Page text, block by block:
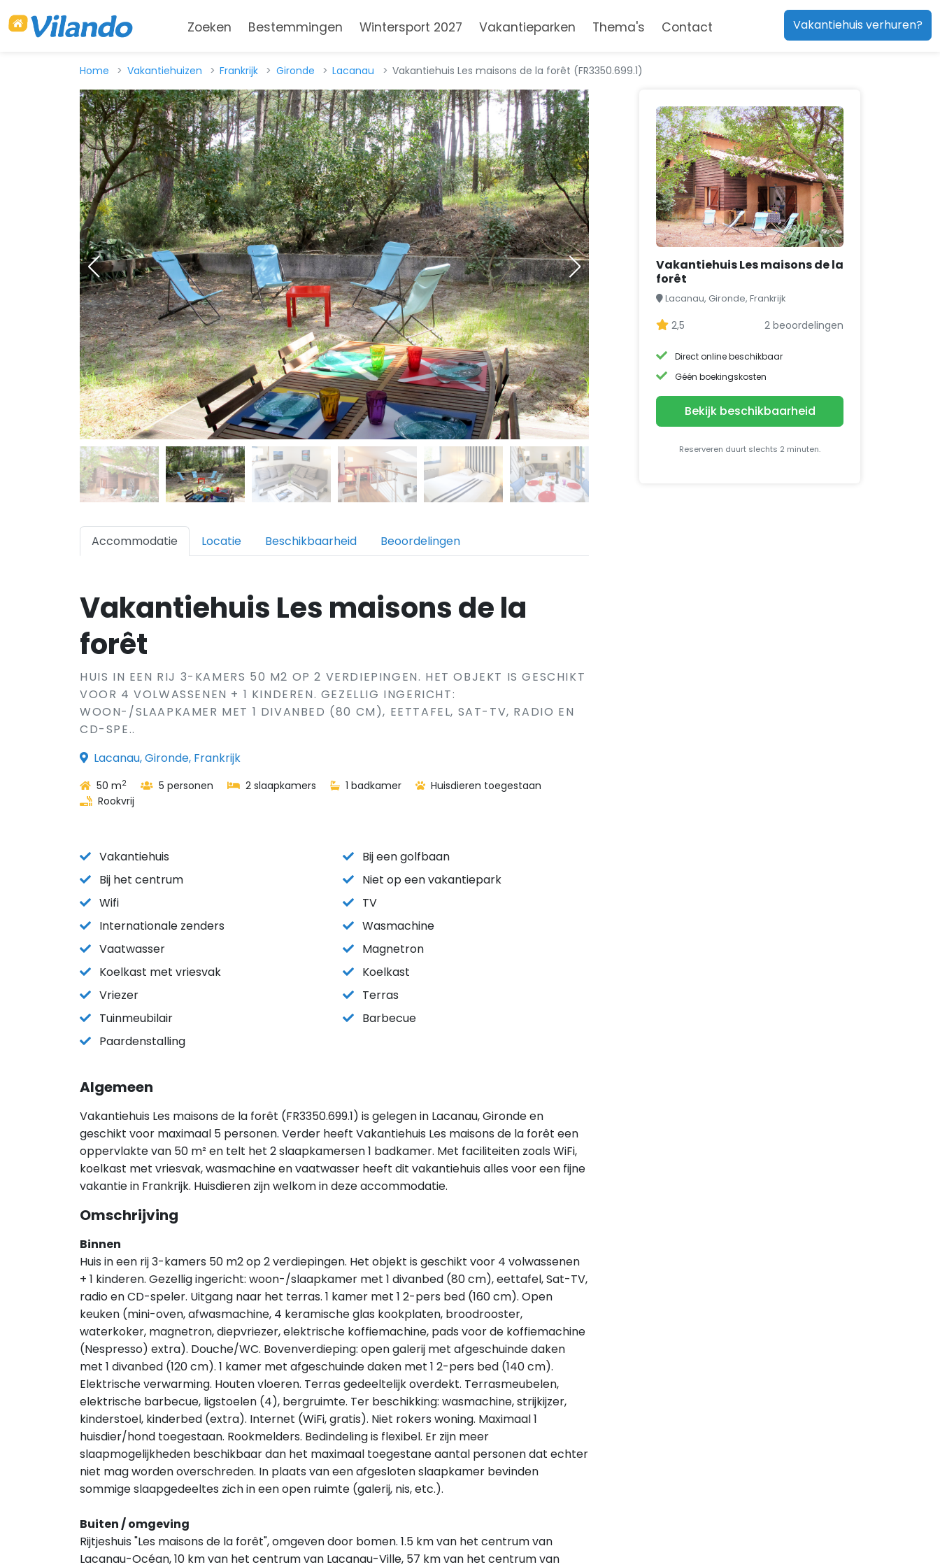
Zoeken Bestemmingen Wintersport 2027 Vakantieparken Thema's Contact Vakantiehuis verhuren?
Home Vakantiehuizen Frankrijk Gironde Lacanau Vakantiehuis Les maisons de la forêt (FR3350.699.1)
Accommodatie Locatie Beschikbaarheid Beoordelingen
Vakantiehuis Les maisons de la
forêt
HUIS IN EEN RIJ 3-KAMERS 50 M2 OP 2 VERDIEPINGEN. HET OBJEKT IS GESCHIKT
VOOR 4 VOLWASSENEN + 1 KINDEREN. GEZELLIG INGERICHT:
WOON-/SLAAPKAMER MET 1 DIVANBED (80 CM), EETTAFEL, SAT-TV, RADIO EN
CD-SPE..
Lacanau, Gironde, Frankrijk
50 m2 5 personen 2 slaapkamers 1 badkamer
Huisdieren toegestaan
Rookvrij
Vakantiehuis
Bij een golfbaan
Bij het centrum
Niet op een vakantiepark
Wifi
TV
Internationale zenders
Wasmachine
Vaatwasser
Magnetron
Koelkast met vriesvak
Koelkast
Vriezer
Terras
Tuinmeubilair
Barbecue
Paardenstalling
Algemeen
Vakantiehuis Les maisons de la forêt (FR3350.699.1) is gelegen in Lacanau, Gironde en
geschikt voor maximaal 5 personen. Verder heeft Vakantiehuis Les maisons de la forêt een
oppervlakte van 50 m² en telt het 2 slaapkamersen 1 badkamer. Met faciliteiten zoals WiFi,
koelkast met vriesvak, wasmachine en vaatwasser heeft dit vakantiehuis alles voor een fijne
vakantie in Frankrijk. Huisdieren zijn welkom in deze accommodatie.
Omschrijving
Binnen
Huis in een rij 3-kamers 50 m2 op 2 verdiepingen. Het objekt is geschikt voor 4 volwassenen
+ 1 kinderen. Gezellig ingericht: woon-/slaapkamer met 1 divanbed (80 cm), eettafel, Sat-TV,
radio en CD-speler. Uitgang naar het terras. 1 kamer met 1 2-pers bed (160 cm). Open
keuken (mini-oven, afwasmachine, 4 keramische glas kookplaten, broodrooster,
waterkoker, magnetron, diepvriezer, elektrische koffiemachine, pads voor de koffiemachine
(Nespresso) extra). Douche/WC. Bovenverdieping: open galerij met afgeschuinde daken
met 1 divanbed (120 cm). 1 kamer met afgeschuinde daken met 1 2-pers bed (140 cm).
Elektrische verwarming. Houten vloeren. Terras gedeeltelijk overdekt. Terrasmeubelen,
elektrische barbecue, ligstoelen (4), bergruimte. Ter beschikking: wasmachine, strijkijzer,
kinderstoel, kinderbed (extra). Internet (WiFi, gratis). Niet rokers woning. Maximaal 1
huisdier/hond toegestaan. Rookmelders. Bedindeling is flexibel. Er zijn meer
slaapmogelijkheden beschikbaar dan het maximaal toegestane aantal personen dat echter
niet mag worden overschreden. In plaats van een afgesloten slaapkamer bevinden
sommige slaapgedeeltes zich in een open ruimte (galerij, nis, etc.).
Buiten / omgeving
Rijtjeshuis "Les maisons de la forêt", omgeven door bomen. 1.5 km van het centrum van
Lacanau-Océan, 10 km van het centrum van Lacanau-Ville, 57 km van het centrum van
Vakantiehuis Les maisons de la
forêt
Lacanau, Gironde, Frankrijk
2,5 2 beoordelingen
Direct online beschikbaar
Géén boekingskosten
Bekijk beschikbaarheid
Reserveren duurt slechts 2 minuten.